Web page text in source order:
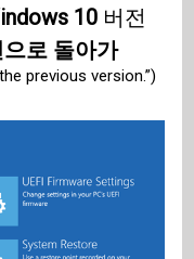
10 버전
로 돌아가
previous version.”)